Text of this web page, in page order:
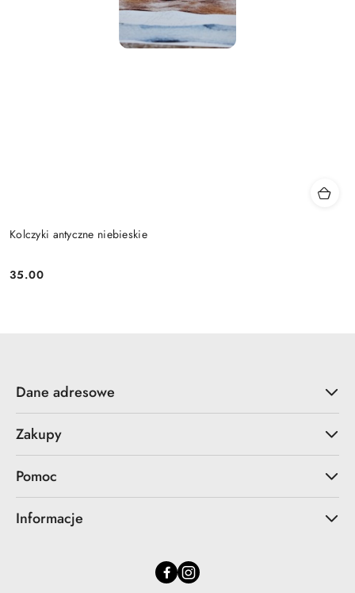
Kolczyki antyczne niebieskie
Cena:
35.00
Dane adresowe
Zakupy
Pomoc
Informacje